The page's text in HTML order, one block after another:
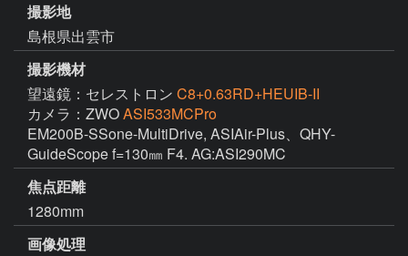
撮影地
島根県出雲市
撮影機材
望遠鏡：セレストロン C8+0.63RD+HEUIB-II
カメラ：ZWOASI533MCPro
EM200B-SSone-MultiDrive, ASIAir-Plus、QHY-
GuideScope f=130㎜ F4. AG:ASI290MC
焦点距離
1280mm
画像処理